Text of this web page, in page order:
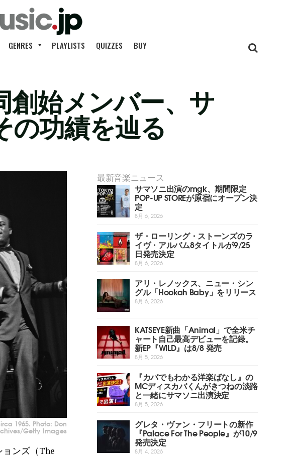
GENRES PLAYLISTS QUIZZES BUY
始メンバー、サ
の功績を辿る
1965. Photo: Don
Getty Images
ンズ（The
最新音楽ニュース
サマソニ出演のmgk、期間限定
POP-UP STOREが原宿にオープン決
定
8月 6, 2026
ザ・ローリング・ストーンズのラ
イヴ・アルバム8タイトルが9/25
日発売決定
8月 6, 2026
アリ・レノックス、ニュー・シン
グル「Hookah Baby」をリリース
8月 6, 2026
KATSEYE新曲「Animal」で全米チ
ャート自己最高デビューを記録。
新EP『WILD』は8/8 発売
8月 5, 2026
『カバでもわかる洋楽ばなし』の
MCディスカバくんがきつねの淡路
と一緒にサマソニ出演決定
8月 5, 2026
グレタ・ヴァン・フリートの新作
『Palace For The People』が10/9
発売決定
8月 4, 2026